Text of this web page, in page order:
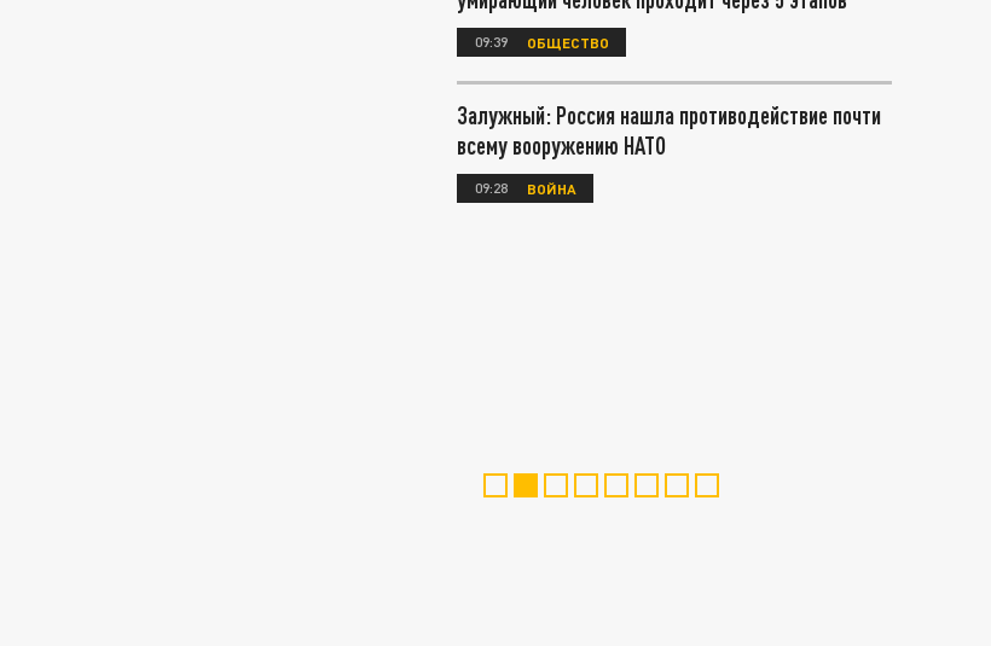
09:39 ОБЩЕСТВО
Залужный: Россия нашла противодействие почти
всему вооружению НАТО
09:28 ВОЙНА